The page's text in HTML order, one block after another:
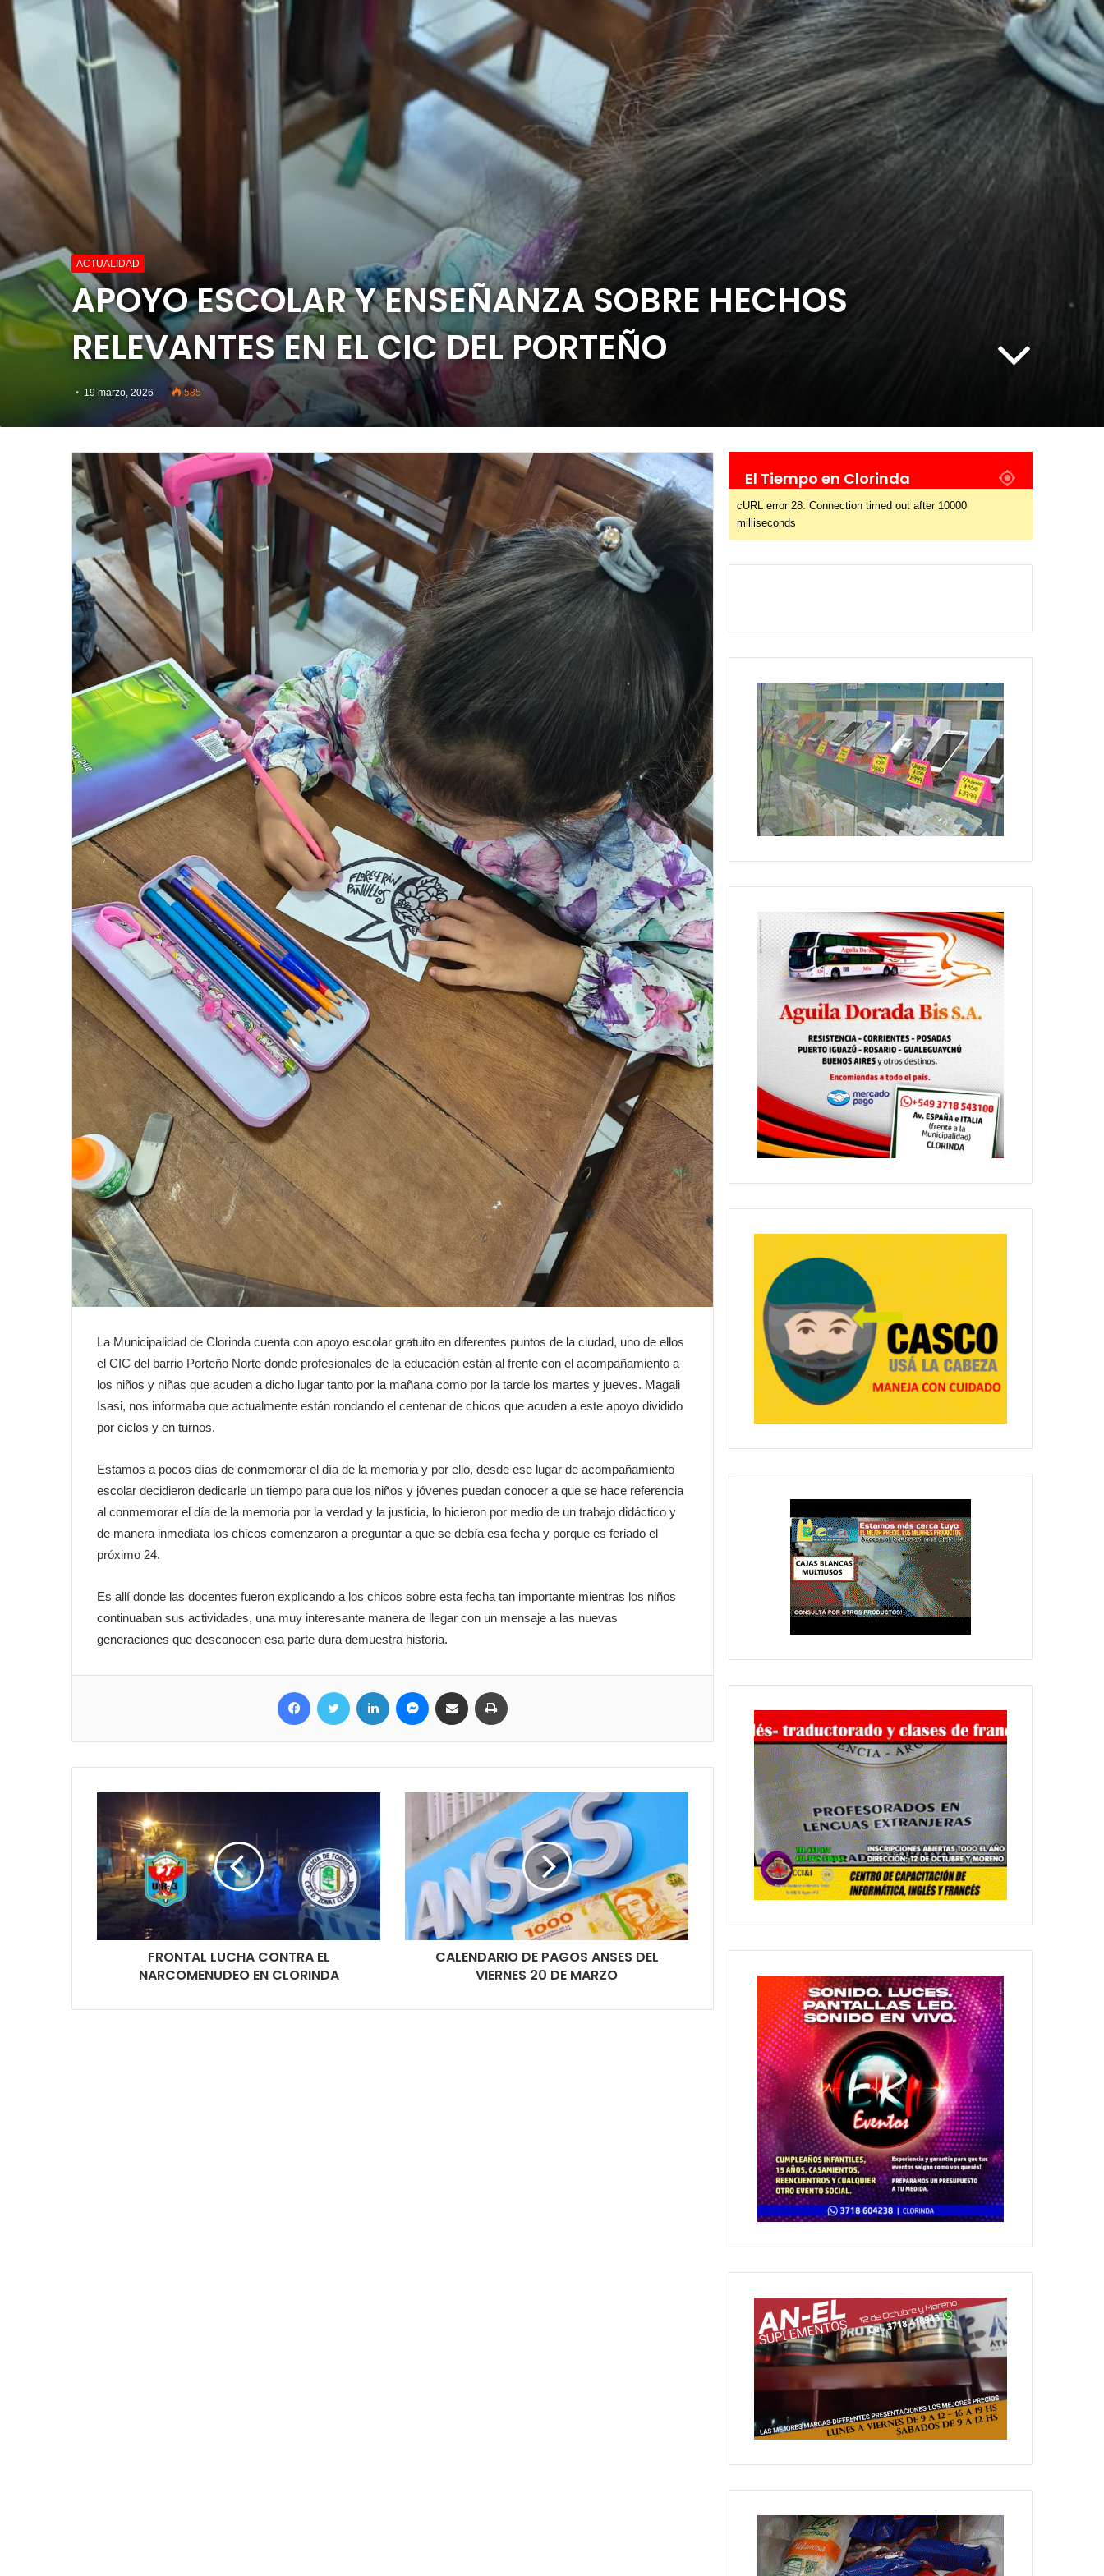
ACTUALIDAD
APOYO ESCOLAR Y ENSEÑANZA SOBRE HECHOS
RELEVANTES EN EL CIC DEL PORTEÑO
19 marzo, 2026 585
La Municipalidad de Clorinda cuenta con apoyo escolar gratuito en diferentes puntos de la ciudad, uno de ellos
el CIC del barrio Porteño Norte donde profesionales de la educación están al frente con el acompañamiento a
los niños y niñas que acuden a dicho lugar tanto por la mañana como por la tarde los martes y jueves. Magali
Isasi, nos informaba que actualmente están rondando el centenar de chicos que acuden a este apoyo dividido
por ciclos y en turnos.
Estamos a pocos días de conmemorar el día de la memoria y por ello, desde ese lugar de acompañamiento
escolar decidieron dedicarle un tiempo para que los niños y jóvenes puedan conocer a que se hace referencia
al conmemorar el día de la memoria por la verdad y la justicia, lo hicieron por medio de un trabajo didáctico y
de manera inmediata los chicos comenzaron a preguntar a que se debía esa fecha y porque es feriado el
próximo 24.
Es allí donde las docentes fueron explicando a los chicos sobre esta fecha tan importante mientras los niños
continuaban sus actividades, una muy interesante manera de llegar con un mensaje a las nuevas
generaciones que desconocen esa parte dura demuestra historia.
FRONTAL LUCHA CONTRA EL
NARCOMENUDEO EN CLORINDA
CALENDARIO DE PAGOS ANSES DEL
VIERNES 20 DE MARZO
El Tiempo en Clorinda
cURL error 28: Connection timed out after 10000
milliseconds